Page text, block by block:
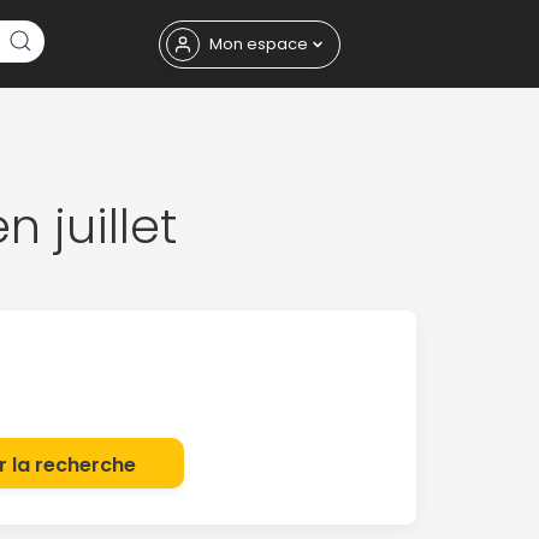
Mon espace
juillet
la recherche
Fermer